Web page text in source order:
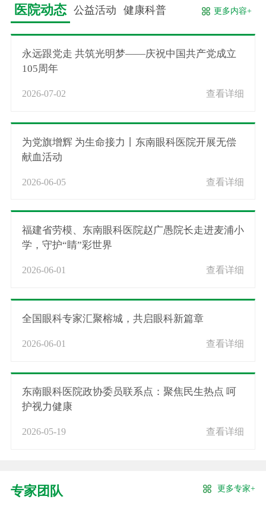
医院动态 公益活动 健康科普 更多内容+
永远跟党走 共筑光明梦——庆祝中国共产党成立
105周年
2026-07-02 查看详细
为党旗增辉 为生命接力丨东南眼科医院开展无偿
献血活动
2026-06-05 查看详细
福建省劳模、东南眼科医院赵广愚院长走进麦浦小
学，守护“睛”彩世界
2026-06-01 查看详细
全国眼科专家汇聚榕城，共启眼科新篇章
2026-06-01 查看详细
东南眼科医院政协委员联系点：聚焦民生热点 呵
护视力健康
2026-05-19 查看详细
专家团队 更多专家+